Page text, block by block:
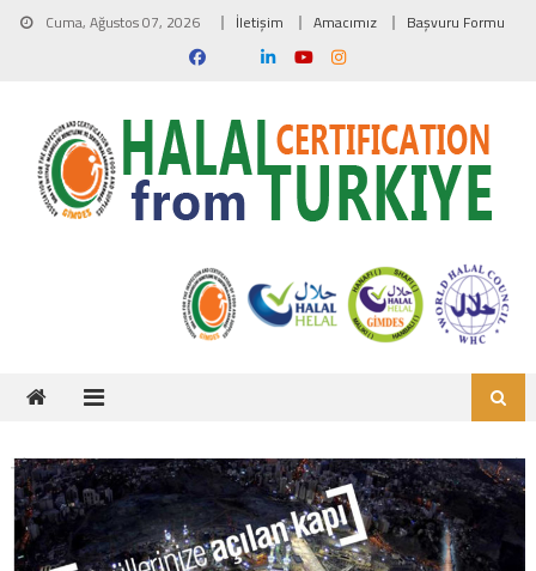
Skip to content
Cuma, Ağustos 07, 2026 İletişim Amacımız Başvuru Formu